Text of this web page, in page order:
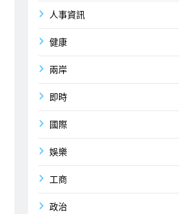
人事資訊
健康
兩岸
即時
國際
娛樂
工商
政治